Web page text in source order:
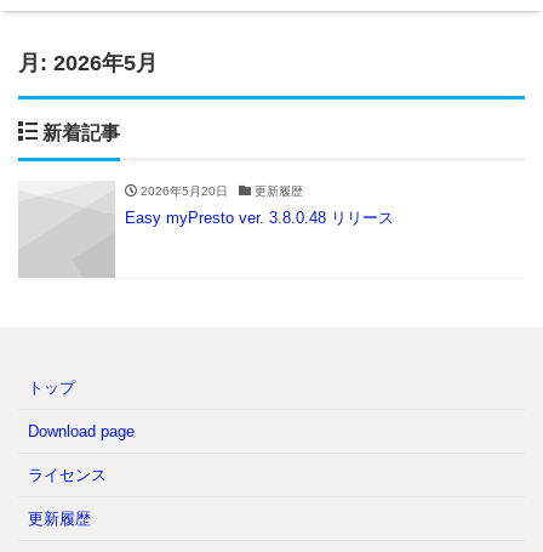
月: 2026年5月
新着記事
2026年5月20日 更新履歴
Easy myPresto ver. 3.8.0.48 リリース
トップ
Download page
ライセンス
更新履歴